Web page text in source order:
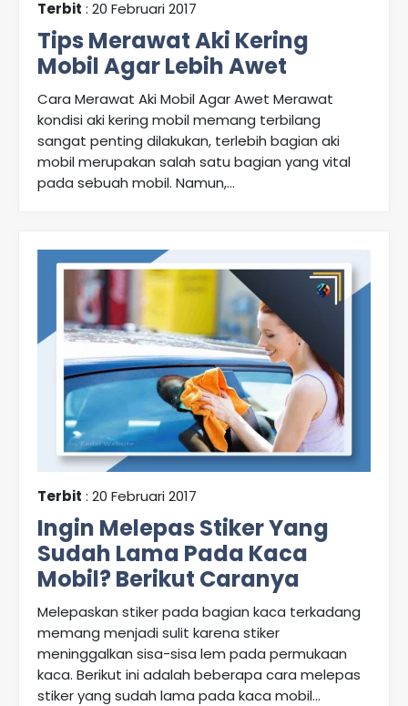
Terbit : 20 Februari 2017
Tips Merawat Aki Kering
Mobil Agar Lebih Awet
Cara Merawat Aki Mobil Agar Awet Merawat
kondisi aki kering mobil memang terbilang
sangat penting dilakukan, terlebih bagian aki
mobil merupakan salah satu bagian yang vital
pada sebuah mobil. Namun,...
Terbit : 20 Februari 2017
Ingin Melepas Stiker Yang
Sudah Lama Pada Kaca
Mobil? Berikut Caranya
Melepaskan stiker pada bagian kaca terkadang
memang menjadi sulit karena stiker
meninggalkan sisa-sisa lem pada permukaan
kaca. Berikut ini adalah beberapa cara melepas
stiker yang sudah lama pada kaca mobil...